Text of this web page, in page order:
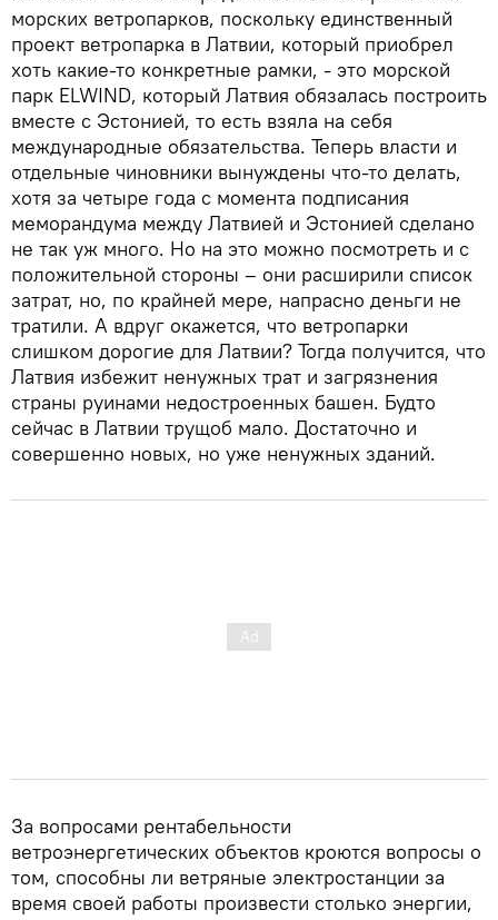
морских ветропарков, поскольку единственный
проект ветропарка в Латвии, который приобрел
хоть какие-то конкретные рамки, - это морской
парк ELWIND, который Латвия обязалась построить
вместе с Эстонией, то есть взяла на себя
международные обязательства. Теперь власти и
отдельные чиновники вынуждены что-то делать,
хотя за четыре года с момента подписания
меморандума между Латвией и Эстонией сделано
не так уж много. Но на это можно посмотреть и с
положительной стороны – они расширили список
затрат, но, по крайней мере, напрасно деньги не
тратили. А вдруг окажется, что ветропарки
слишком дорогие для Латвии? Тогда получится, что
Латвия избежит ненужных трат и загрязнения
страны руинами недостроенных башен. Будто
сейчас в Латвии трущоб мало. Достаточно и
совершенно новых, но уже ненужных зданий.
За вопросами рентабельности
ветроэнергетических объектов кроются вопросы о
том, способны ли ветряные электростанции за
время своей работы произвести столько энергии,